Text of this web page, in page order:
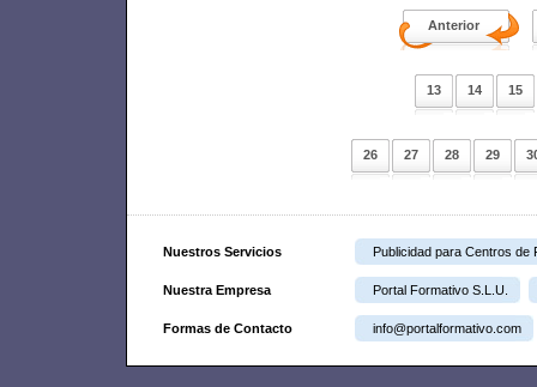
Anterior
13 14 15
26 27 28 29
Nuestros Servicios Publicidad para Centros de
Nuestra Empresa Portal Formativo S.L.U.
Formas de Contacto info@portalformativo.com